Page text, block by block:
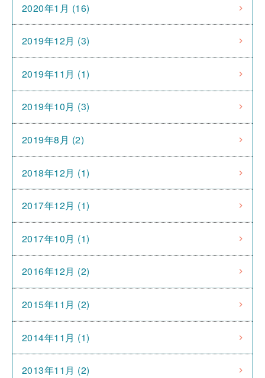
2020年1月 (16)
2019年12月 (3)
2019年11月 (1)
2019年10月 (3)
2019年8月 (2)
2018年12月 (1)
2017年12月 (1)
2017年10月 (1)
2016年12月 (2)
2015年11月 (2)
2014年11月 (1)
2013年11月 (2)